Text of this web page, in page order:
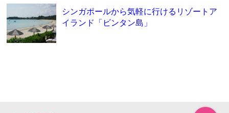
シンガポールから気軽に行けるリゾートア
イランド「ビンタン島」